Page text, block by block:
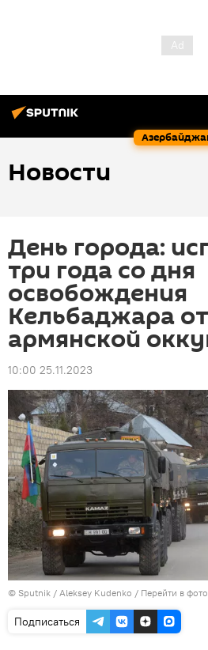
Новости
День города:
три года со дня
освобождения
Кельбаджара от
армянской
10:00 25.11.2023
© Sputnik / Aleksey Kudenko / Перейти в
Подписаться